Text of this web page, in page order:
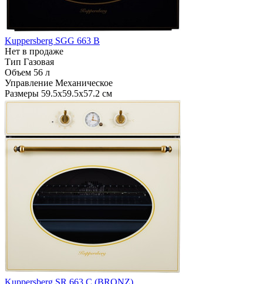
Kuppersberg SGG 663 B
Нет в продаже
Тип Газовая
Объем 56 л
Управление Механическое
Размеры 59.5x59.5x57.2 см